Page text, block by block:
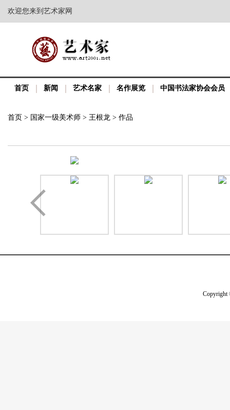
欢迎您来到艺术家网
首页 新闻 艺术名家 名作展览 中国书法家协会会员
首页 > 国家一级美术师 > 王根龙 > 作品
Copyright